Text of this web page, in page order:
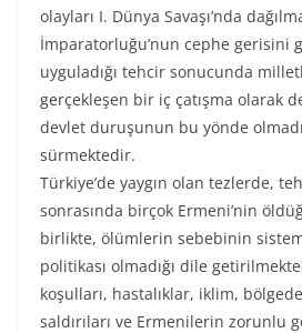
olayları I. Dünya Savaşı’nda
İmparatorluğu’nun cephe gerisini
uyguladığı tehcir sonucunda
gerçekleşen bir iç çatışma olarak
devlet duruşunun bu yönde
sürmektedir.
Türkiye’de yaygın olan tezlerde,
sonrasında birçok Ermeni’nin
birlikte, ölümlerin sebebinin
politikası olmadığı dile
koşulları, hastalıklar, iklim,
saldırıları ve Ermenilerin zorunlu